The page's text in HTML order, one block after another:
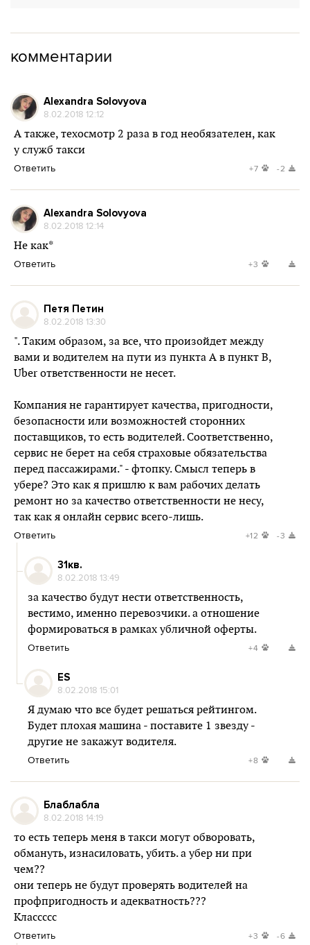
комментарии
Alexandra Solovyova
8.02.2018 12:12
А также, техосмотр 2 раза в год необязателен, как
у служб такси
Ответить +7 -2
Alexandra Solovyova
8.02.2018 12:14
Не как*
Ответить +3
Петя Петин
8.02.2018 13:30
". Таким образом, за все, что произойдет между
вами и водителем на пути из пункта А в пункт В,
Uber ответственности не несет.
Компания не гарантирует качества, пригодности,
безопасности или возможностей сторонних
поставщиков, то есть водителей. Соответственно,
сервис не берет на себя страховые обязательства
перед пассажирами." - фтопку. Смысл теперь в
убере? Это как я пришлю к вам рабочих делать
ремонт но за качество ответственности не несу,
так как я онлайн сервис всего-лишь.
Ответить +12 -3
31кв.
8.02.2018 13:49
за качество будут нести ответственность,
вестимо, именно перевозчики. а отношение
формироваться в рамках убличной оферты.
Ответить +4
ES
8.02.2018 15:01
Я думаю что все будет решаться рейтингом.
Будет плохая машина - поставите 1 звезду -
другие не закажут водителя.
Ответить +8
Блаблабла
8.02.2018 14:19
то есть теперь меня в такси могут обворовать,
обмануть, изнасиловать, убить. а убер ни при
чем??
они теперь не будут проверять водителей на
профпригодность и адекватность???
Классссс
Ответить +3 -6